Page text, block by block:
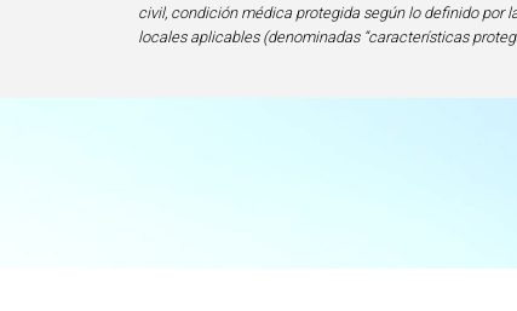
civil, condición médica protegida según lo definido por
locales aplicables (denominadas “características